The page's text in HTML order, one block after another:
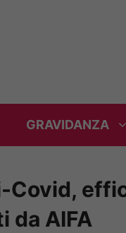
GRAVIDANZA
Covid,
da AIFA